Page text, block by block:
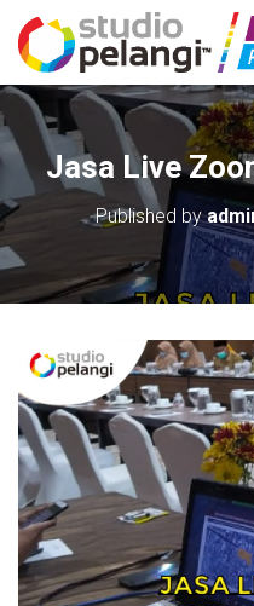
Jasa Live
Published by